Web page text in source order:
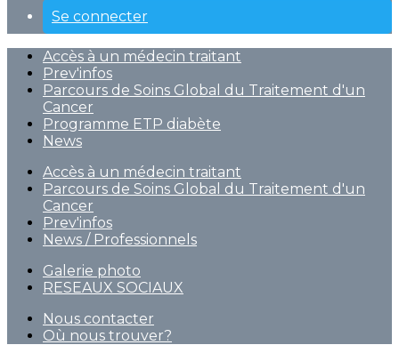
Se connecter
Accès à un médecin traitant
Prev'infos
Parcours de Soins Global du Traitement d'un
Cancer
Programme ETP diabète
News
Accès à un médecin traitant
Parcours de Soins Global du Traitement d'un
Cancer
Prev'infos
News / Professionnels
Galerie photo
RESEAUX SOCIAUX
Nous contacter
Où nous trouver?